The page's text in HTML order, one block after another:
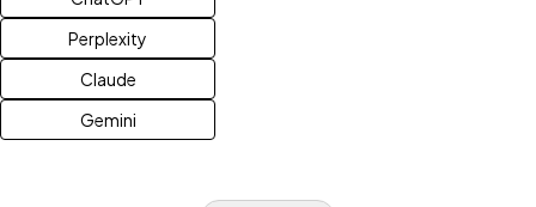
Perplexity
Claude
Gemini